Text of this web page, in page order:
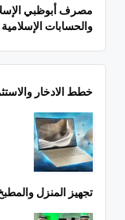
مصرف أبوظبي
والحسابات الإسلامية
خطط الادخار
تجهيز المنزل